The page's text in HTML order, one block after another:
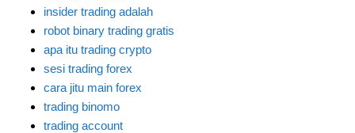
insider trading adalah
robot binary trading gratis
apa itu trading crypto
sesi trading forex
cara jitu main forex
trading binomo
trading account